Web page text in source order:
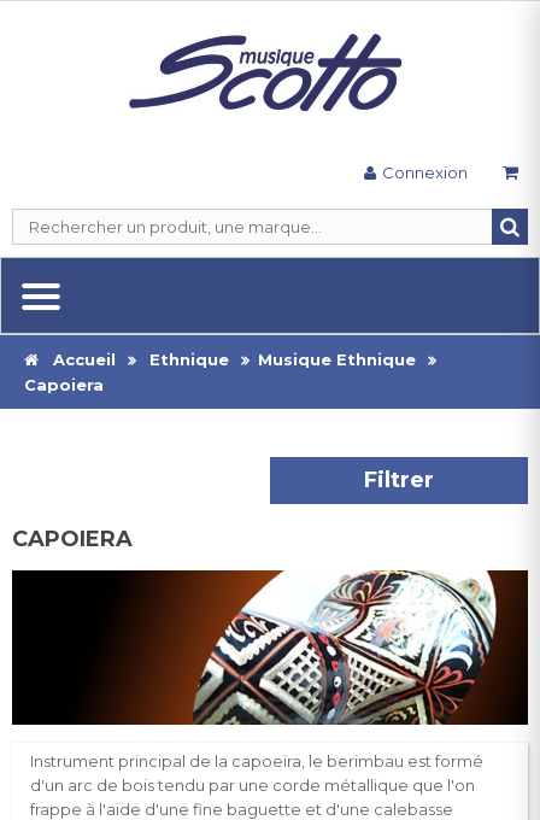
Connexion
Accueil Ethnique
Musique Ethnique
Capoiera
Filtrer
CAPOIERA
Instrument principal de la capoeira, le berimbau est formé
d'un arc de bois tendu par une corde métallique que l'on
frappe à l'aide d'une fine baguette et d'une calebasse